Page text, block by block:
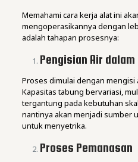
Memahami cara kerja alat ini
mengoperasikannya dengan
adalah tahapan prosesnya:
Pengisian Air dalam
Proses dimulai dengan mengisi
Kapasitas tabung bervariasi,
tergantung pada kebutuhan
nantinya akan menjadi sumber
untuk menyetrika.
Proses Pemanasan